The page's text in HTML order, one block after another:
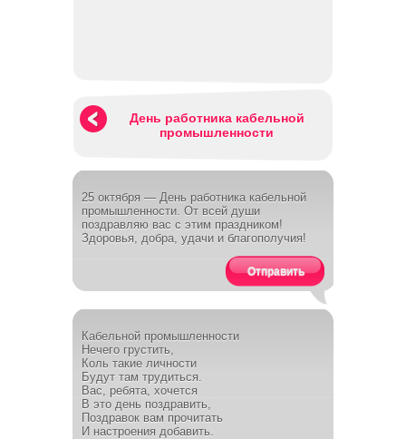
День работника кабельной
промышленности
25 октября — День работника кабельной
промышленности. От всей души
поздравляю вас с этим праздником!
Здоровья, добра, удачи и благополучия!
Отправить
Кабельной промышленности
Нечего грустить,
Коль такие личности
Будут там трудиться.
Вас, ребята, хочется
В это день поздравить,
Поздравок вам прочитать
И настроения добавить.